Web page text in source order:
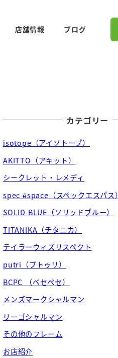
店舗情報 ブログ
カテゴリー
isotope（アイソトープ）
AKITTO（アキット）
シークレット・レメディ
spec ēspace（スペックエスパス）
SOLID BLUE（ソリッドブルー）
TITANIKA（チタニカ）
テイラーウィズリスペクト
putri（プトゥリ）
BCPC （ベセペセ）
メンズマークシャルマン
リーゴシャルマン
その他のフレーム
お店紹介